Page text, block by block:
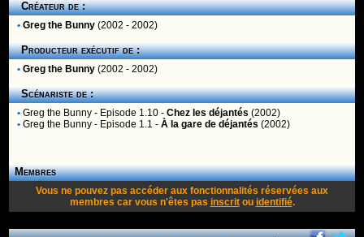
Créateur de :
• Greg the Bunny (2002 - 2002)
Producteur exécutif de :
• Greg the Bunny (2002 - 2002)
Scénariste de :
• Greg the Bunny - Episode 1.10 -Chez les déjantés (2002)
• Greg the Bunny - Episode 1.1 -À la gare de déjantés (2002)
Membres
Vous ne pouvez pas accéder aux fonctionnalités réservées aux
membres car vous n'êtes pas inscritou identifié.